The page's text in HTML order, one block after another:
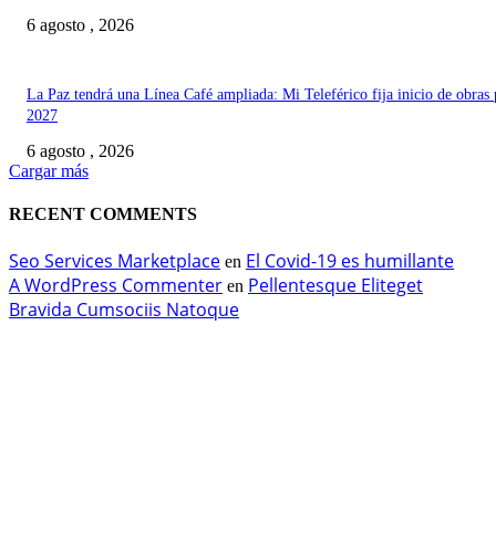
6 agosto , 2026
La Paz tendrá una Línea Café ampliada: Mi Teleférico fija inicio de obras
2027
6 agosto , 2026
Cargar más
RECENT COMMENTS
Seo Services Marketplace en El Covid-19 es humillante
A WordPress Commenter en Pellentesque Eliteget
Bravida Cumsociis Natoque